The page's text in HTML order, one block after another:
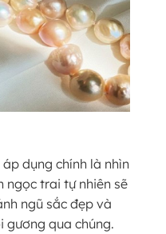
dụng chính là nhìn
ngọc trai tự nhiên sẽ
ngũ sắc đẹp và
gương qua chúng.